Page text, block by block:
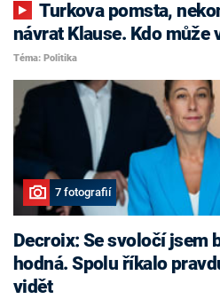
Turkova pomsta, nekonfliktní Havlíček i
návrat Klause. Kdo může
Téma: Politika
7 fotografií
Decroix: Se svoločí jsem
hodná. Spolu říkalo
vidět